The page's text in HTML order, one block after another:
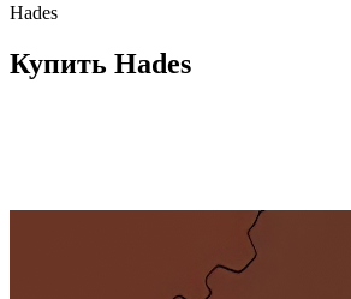
Hades
Купить Hades